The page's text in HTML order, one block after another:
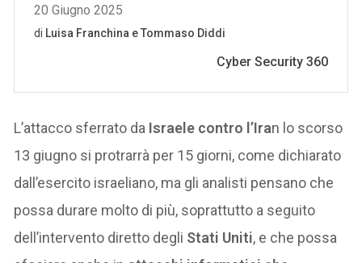
L’attacco sferrato da Israele contro l’Iran lo scorso
13 giugno si protrarrà per 15 giorni, come dichiarato
dall’esercito israeliano, ma gli analisti pensano che
possa durare molto di più, soprattutto a seguito
dell’intervento diretto degli Stati Uniti, e che possa